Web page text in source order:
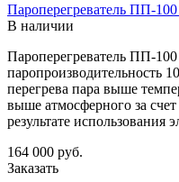
Пароперегреватель ПП-
В наличии
Пароперегреватель ПП-
паропроизводительность
перегрева пара выше
выше атмосферного за
результате использования
164 000 руб.
Заказать